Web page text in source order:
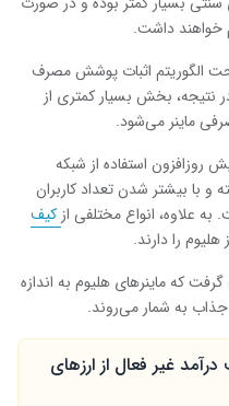
خواهند داشت.
الگوریتم اثبات پوشش مصرف
نتیجه، بخش بسیار کمتری از
ماینر می‌شود.
روزافزون استفاده از شبکه
و با بیشتر شدن تعداد کاربران
علاوه، انواع مختلفی از کیف
هلیوم را دارند.
گرفت که ماینرهای هلیوم به اندازه
به شمار می‌روند.
غیر فعال از ارزهای